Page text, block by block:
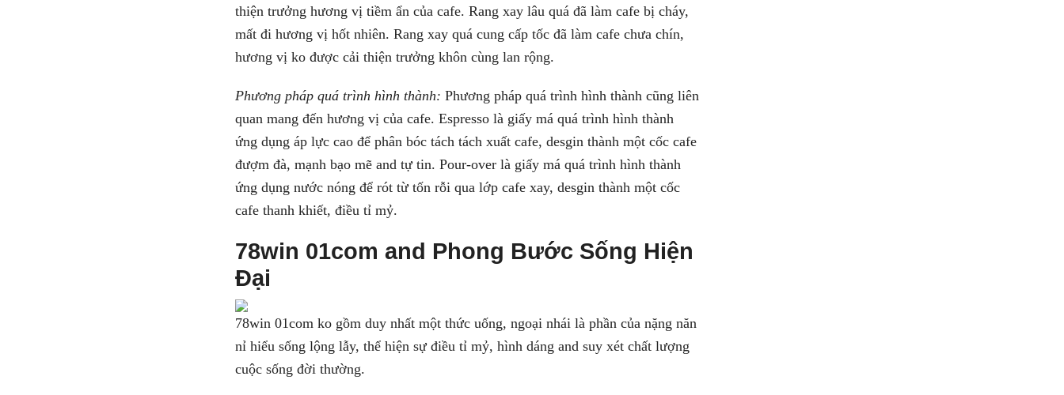
thiện trưởng hương vị tiềm ẩn của cafe. Rang xay lâu quá đã làm cafe bị cháy,
mất đi hương vị hốt nhiên. Rang xay quá cung cấp tốc đã làm cafe chưa chín,
hương vị ko được cải thiện trưởng khôn cùng lan rộng.
Phương pháp quá trình hình thành: Phương pháp quá trình hình thành cũng liên
quan mang đến hương vị của cafe. Espresso là giấy má quá trình hình thành
ứng dụng áp lực cao để phân bóc tách tách xuất cafe, desgin thành một cốc cafe
đượm đà, mạnh bạo mẽ and tự tin. Pour-over là giấy má quá trình hình thành
ứng dụng nước nóng để rót từ tốn rỗi qua lớp cafe xay, desgin thành một cốc
cafe thanh khiết, điều tỉ mỷ.
78win 01com and Phong Bước Sống Hiện
Đại
78win 01com ko gồm duy nhất một thức uống, ngoại nhái là phần của nặng năn
nỉ hiểu sống lộng lẫy, thể hiện sự điều tỉ mỷ, hình dáng and suy xét chất lượng
cuộc sống đời thường.